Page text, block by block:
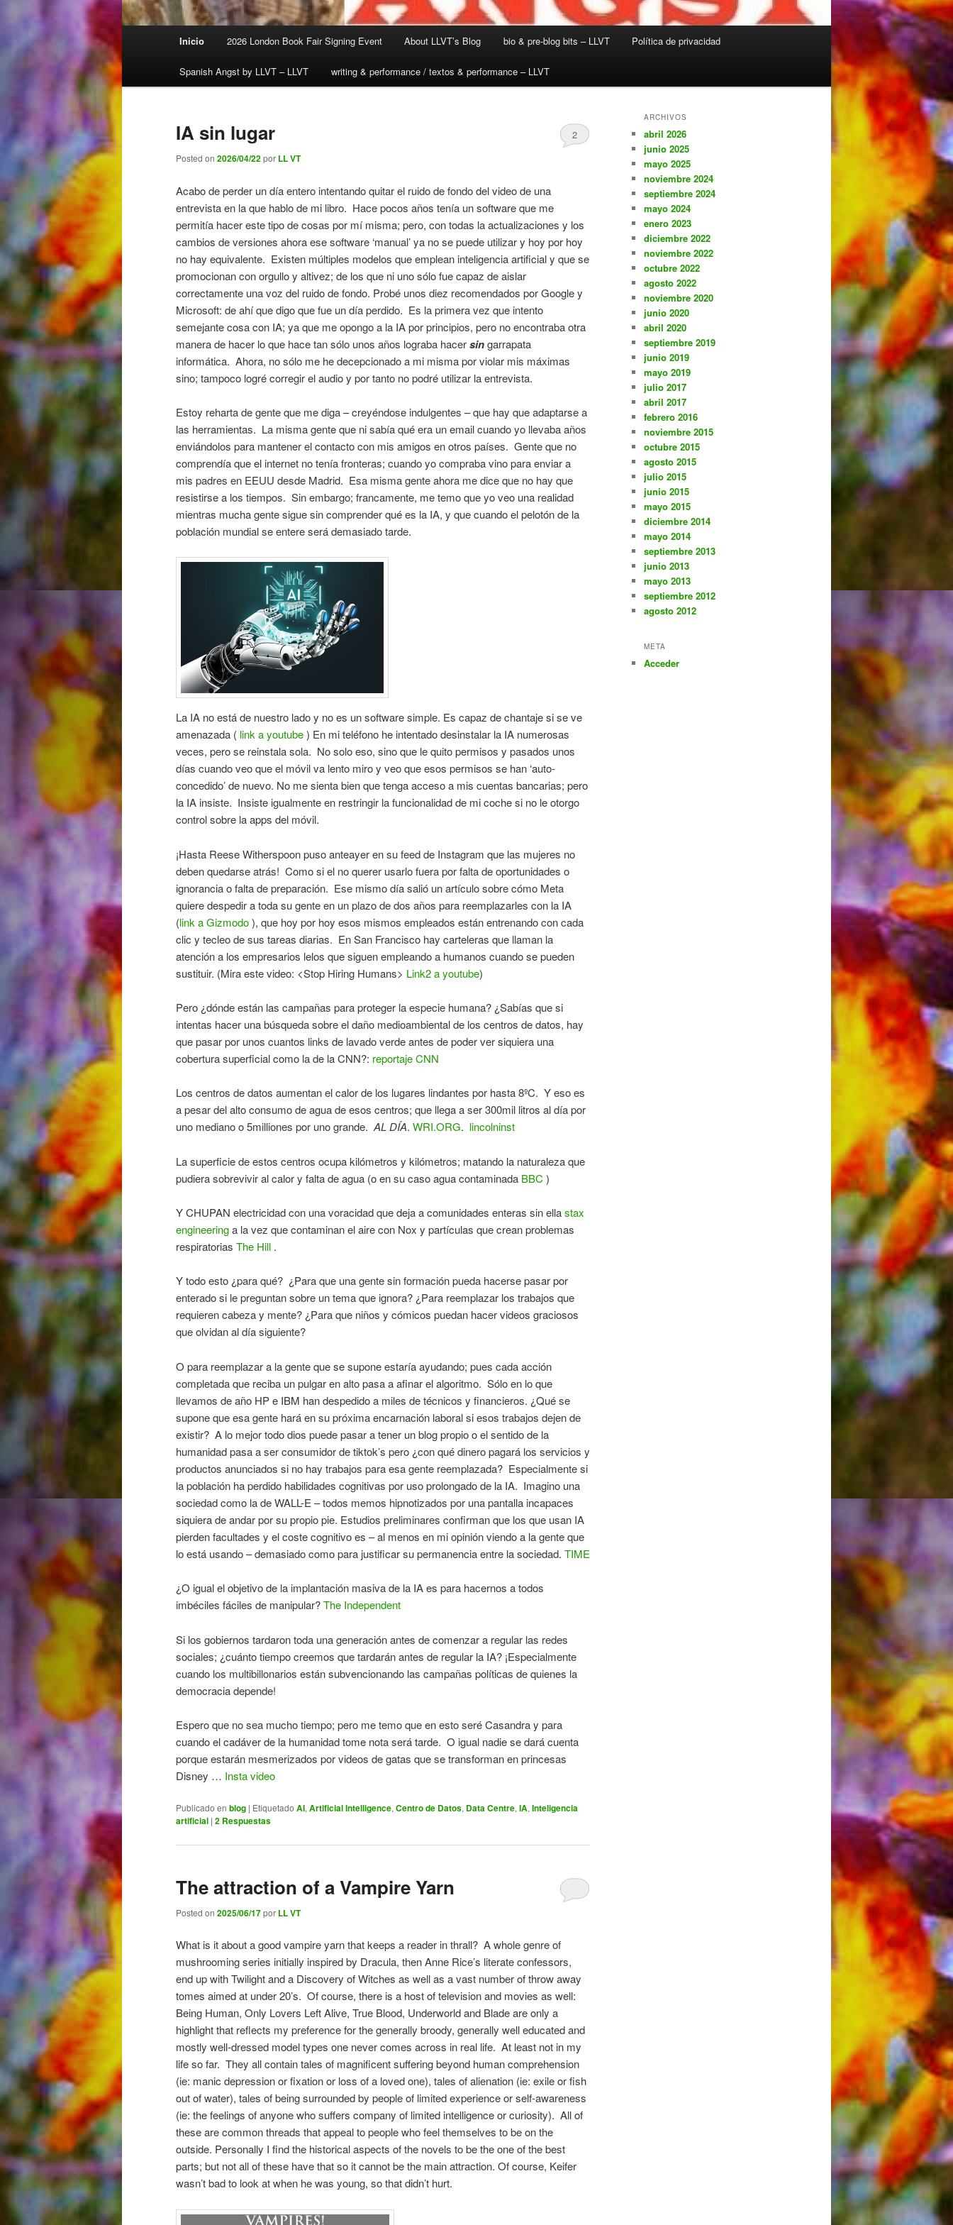
Inicio 2026 London Book Fair Signing Event About LLVT’s Blog bio & pre-blog bits – LLVT Política de privacidad
Spanish Angst by LLVT – LLVT writing & performance / textos & performance – LLVT
IA sin lugar
Posted on 2026/04/22por LL VT
2
Acabo de perder un día entero intentando quitar el ruido de fondo del video de una
entrevista en la que hablo de mi libro. Hace pocos años tenía un software que me
permitía hacer este tipo de cosas por mí misma; pero, con todas la actualizaciones y los
cambios de versiones ahora ese software ‘manual’ ya no se puede utilizar y hoy por hoy
no hay equivalente. Existen múltiples modelos que emplean inteligencia artificial y que se
promocionan con orgullo y altivez; de los que ni uno sólo fue capaz de aislar
correctamente una voz del ruido de fondo. Probé unos diez recomendados por Google y
Microsoft: de ahí que digo que fue un día perdido. Es la primera vez que intento
semejante cosa con IA; ya que me opongo a la IA por principios, pero no encontraba otra
manera de hacer lo que hace tan sólo unos años lograba hacersingarrapata
informática. Ahora, no sólo me he decepcionado a mi misma por violar mis máximas
sino; tampoco logré corregir el audio y por tanto no podré utilizar la entrevista.
Estoy reharta de gente que me diga – creyéndose indulgentes – que hay que adaptarse a
las herramientas. La misma gente que ni sabía qué era un email cuando yo llevaba años
enviándolos para mantener el contacto con mis amigos en otros países. Gente que no
comprendía que el internet no tenía fronteras; cuando yo compraba vino para enviar a
mis padres en EEUU desde Madrid. Esa misma gente ahora me dice que no hay que
resistirse a los tiempos. Sin embargo; francamente, me temo que yo veo una realidad
mientras mucha gente sigue sin comprender qué es la IA, y que cuando el pelotón de la
población mundial se entere será demasiado tarde.
La IA no está de nuestro lado y no es un software simple. Es capaz de chantaje si se ve
amenazada ( link a youtube) En mi teléfono he intentado desinstalar la IA numerosas
veces, pero se reinstala sola. No solo eso, sino que le quito permisos y pasados unos
días cuando veo que el móvil va lento miro y veo que esos permisos se han ‘auto-
concedido’ de nuevo. No me sienta bien que tenga acceso a mis cuentas bancarias; pero
la IA insiste. Insiste igualmente en restringir la funcionalidad de mi coche si no le otorgo
control sobre la apps del móvil.
¡Hasta Reese Witherspoon puso anteayer en su feed de Instagram que las mujeres no
deben quedarse atrás! Como si el no querer usarlo fuera por falta de oportunidades o
ignorancia o falta de preparación. Ese mismo día salió un artículo sobre cómo Meta
quiere despedir a toda su gente en un plazo de dos años para reemplazarles con la IA
(link a Gizmodo), que hoy por hoy esos mismos empleados están entrenando con cada
clic y tecleo de sus tareas diarias. En San Francisco hay carteleras que llaman la
atención a los empresarios lelos que siguen empleando a humanos cuando se pueden
sustituir. (Mira este video: <Stop Hiring Humans> Link2 a youtube)
Pero ¿dónde están las campañas para proteger la especie humana? ¿Sabías que si
intentas hacer una búsqueda sobre el daño medioambiental de los centros de datos, hay
que pasar por unos cuantos links de lavado verde antes de poder ver siquiera una
cobertura superficial como la de la CNN?: reportaje CNN
Los centros de datos aumentan el calor de los lugares lindantes por hasta 8ºC. Y eso es
a pesar del alto consumo de agua de esos centros; que llega a ser 300mil litros al día por
uno mediano o 5milliones por uno grande.AL DÍA. WRI.ORG. lincolninst
La superficie de estos centros ocupa kilómetros y kilómetros; matando la naturaleza que
pudiera sobrevivir al calor y falta de agua (o en su caso agua contaminada BBC )
Y CHUPAN electricidad con una voracidad que deja a comunidades enteras sin ellastax
engineeringa la vez que contaminan el aire con Nox y partículas que crean problemas
respiratorias The Hill .
Y todo esto ¿para qué? ¿Para que una gente sin formación pueda hacerse pasar por
enterado si le preguntan sobre un tema que ignora? ¿Para reemplazar los trabajos que
requieren cabeza y mente? ¿Para que niños y cómicos puedan hacer videos graciosos
que olvidan al día siguiente?
O para reemplazar a la gente que se supone estaría ayudando; pues cada acción
completada que reciba un pulgar en alto pasa a afinar el algoritmo. Sólo en lo que
llevamos de año HP e IBM han despedido a miles de técnicos y financieros. ¿Qué se
supone que esa gente hará en su próxima encarnación laboral si esos trabajos dejen de
existir? A lo mejor todo dios puede pasar a tener un blog propio o el sentido de la
humanidad pasa a ser consumidor de tiktok’s pero ¿con qué dinero pagará los servicios y
productos anunciados si no hay trabajos para esa gente reemplazada? Especialmente si
la población ha perdido habilidades cognitivas por uso prolongado de la IA. Imagino una
sociedad como la de WALL-E – todos memos hipnotizados por una pantalla incapaces
siquiera de andar por su propio pie. Estudios preliminares confirman que los que usan IA
pierden facultades y el coste cognitivo es – al menos en mi opinión viendo a la gente que
lo está usando – demasiado como para justificar su permanencia entre la sociedad. TIME
¿O igual el objetivo de la implantación masiva de la IA es para hacernos a todos
imbéciles fáciles de manipular?The Independent
Si los gobiernos tardaron toda una generación antes de comenzar a regular las redes
sociales; ¿cuánto tiempo creemos que tardarán antes de regular la IA? ¡Especialmente
cuando los multibillonarios están subvencionando las campañas políticas de quienes la
democracia depende!
Espero que no sea mucho tiempo; pero me temo que en esto seré Casandra y para
cuando el cadáver de la humanidad tome nota será tarde. O igual nadie se dará cuenta
porque estarán mesmerizados por videos de gatas que se transforman en princesas
Disney … Insta video
Publicado en blog | Etiquetado AI, Artificial Intelligence, Centro de Datos, Data Centre, IA, Inteligencia
artificial | 2 Respuestas
The attraction of a Vampire Yarn
Posted on 2025/06/17por LL VT
What is it about a good vampire yarn that keeps a reader in thrall? A whole genre of
mushrooming series initially inspired by Dracula, then Anne Rice’s literate confessors,
end up with Twilight and a Discovery of Witches as well as a vast number of throw away
tomes aimed at under 20’s. Of course, there is a host of television and movies as well:
Being Human, Only Lovers Left Alive, True Blood, Underworld and Blade are only a
highlight that reflects my preference for the generally broody, generally well educated and
mostly well-dressed model types one never comes across in real life. At least not in my
life so far. They all contain tales of magnificent suffering beyond human comprehension
(ie: manic depression or fixation or loss of a loved one), tales of alienation (ie: exile or fish
out of water), tales of being surrounded by people of limited experience or self-awareness
(ie: the feelings of anyone who suffers company of limited intelligence or curiosity). All of
these are common threads that appeal to people who feel themselves to be on the
outside. Personally I find the historical aspects of the novels to be the one of the best
parts; but not all of these have that so it cannot be the main attraction. Of course, Keifer
wasn’t bad to look at when he was young, so that didn’t hurt.
ARCHIVOS
abril 2026
junio 2025
mayo 2025
noviembre 2024
septiembre 2024
mayo 2024
enero 2023
diciembre 2022
noviembre 2022
octubre 2022
agosto 2022
noviembre 2020
junio 2020
abril 2020
septiembre 2019
junio 2019
mayo 2019
julio 2017
abril 2017
febrero 2016
noviembre 2015
octubre 2015
agosto 2015
julio 2015
junio 2015
mayo 2015
diciembre 2014
mayo 2014
septiembre 2013
junio 2013
mayo 2013
septiembre 2012
agosto 2012
META
Acceder